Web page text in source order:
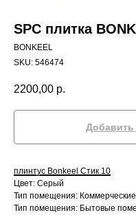
SPC плитка
BONKEEL
SKU: 546474
2200,00 р.
Добавить
плинтус Bonkeel Стик 10
Цвет: Серый
Тип помещения:
Тип помещения: Бытовые